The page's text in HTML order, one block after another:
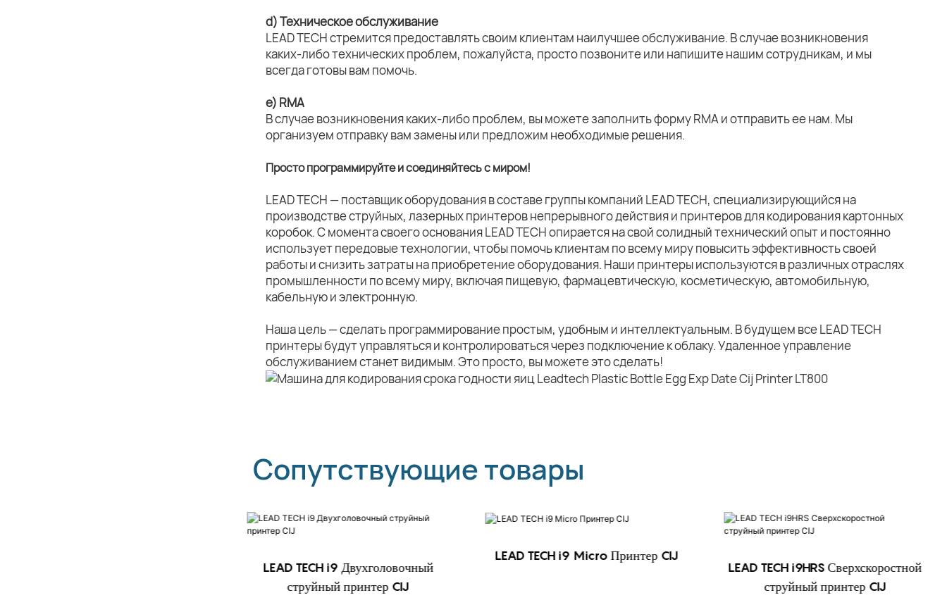
d) Техническое обслуживание
LEAD TECH стремится предоставлять своим клиентам наилучшее обслуживание. В случае возникновения
каких-либо технических проблем, пожалуйста, просто позвоните или напишите нашим сотрудникам, и мы
всегда готовы вам помочь.
e) RMA
В случае возникновения каких-либо проблем, вы можете заполнить форму RMA и отправить ее нам. Мы
организуем отправку вам замены или предложим необходимые решения.
Просто программируйте и соединяйтесь с миром!
LEAD TECH — поставщик оборудования в составе группы компаний LEAD TECH, специализирующийся на
производстве струйных, лазерных принтеров непрерывного действия и принтеров для кодирования картонных
коробок. С момента своего основания LEAD TECH опирается на свой солидный технический опыт и постоянно
использует передовые технологии, чтобы помочь клиентам по всему миру повысить эффективность своей
работы и снизить затраты на приобретение оборудования. Наши принтеры используются в различных отраслях
промышленности по всему миру, включая пищевую, фармацевтическую, косметическую, автомобильную,
кабельную и электронную.
Наша цель — сделать программирование простым, удобным и интеллектуальным. В будущем все LEAD TECH
принтеры будут управляться и контролироваться через подключение к облаку. Удаленное управление
обслуживанием станет видимым. Это просто, вы можете это сделать!
Сопутствующие товары
LEAD TECH i9 Двухголовочный
струйный принтер CIJ
LEAD TECH i9 Micro Принтер CIJ
LEAD TECH i9HRS Сверхскоростной
струйный принтер CIJ